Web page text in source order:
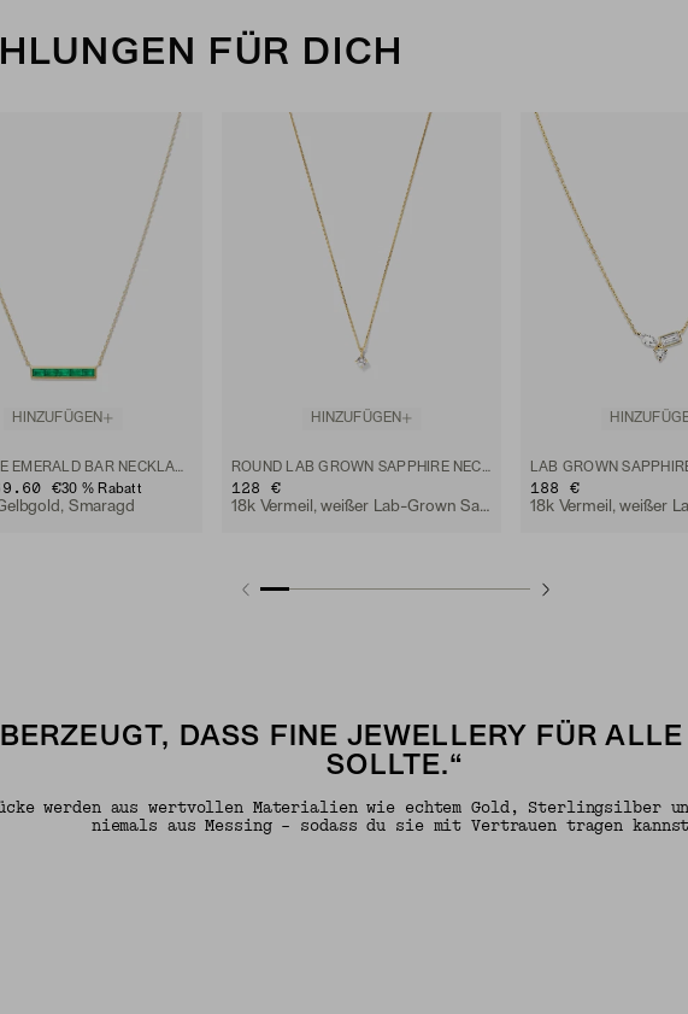
FÜR DICH
HINZUFÜGEN
€30 % Rabatt
Smaragd
HINZUFÜGEN
128 €
18k Vermeil, weißer Lab-Grown Saphir
188 €
DASS FINE JEWELLERY FÜR
SOLLTE.“
werden aus wertvollen Materialien wie echtem Gold, Sterlingsilber
niemals aus Messing – sodass du sie mit Vertrauen tragen